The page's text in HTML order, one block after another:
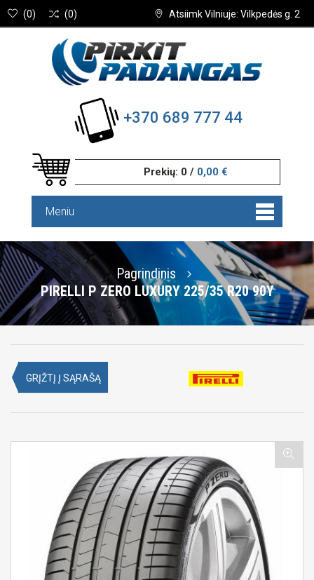
Atsiimk Vilniuje: Vilkpedės g. 2
(0) (0)
+370 689 777 44
Prekių: 0 / 0,00 €
Meniu
Pagrindinis
PIRELLI P ZERO LUXURY 225/35 R20 90Y
GRĮŽTĮ Į SĄRAŠĄ